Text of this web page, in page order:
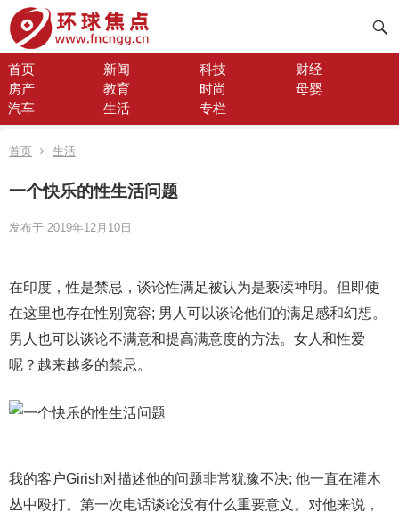
首页 新闻 科技
财经
房产
教育 时尚
母婴
汽车
生活 专栏
首页 生活
一个快乐的性生活问题
发布于 2019年12月10日
在印度，性是禁忌，谈论性满足被认为是亵渎神明。但即使
在这里也存在性别宽容; 男人可以谈论他们的满足感和幻想。
男人也可以谈论不满意和提高满意度的方法。女人和性爱
呢？越来越多的禁忌。
我的客户Girish对描述他的问题非常犹豫不决; 他一直在灌木
丛中殴打。第一次电话谈论没有什么重要意义。对他来说，